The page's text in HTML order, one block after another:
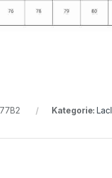
Kategorie:Lacl